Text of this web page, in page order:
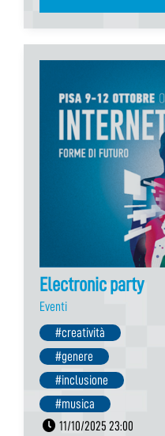
Electronic party
Eventi
#creatività
#genere
#inclusione
#musica
11/10/2025 23:00